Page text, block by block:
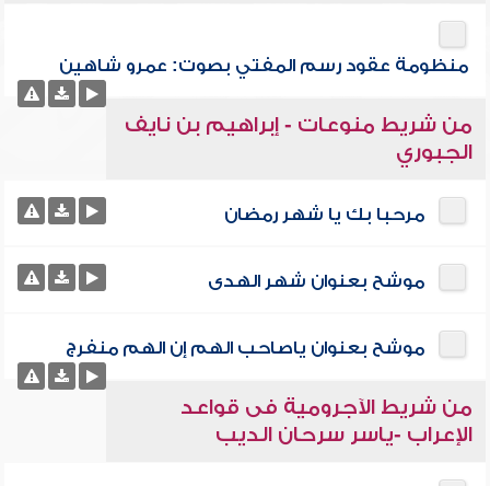
منظومة عقود رسم المفتي بصوت: عمرو شاهين
من شريط منوعات - إبراهيم بن نايف
الجبوري
مرحبا بك يا شهر رمضان
موشح بعنوان شهر الهدى
موشح بعنوان ياصاحب الهم إن الهم منفرج
من شريط الآجرومية فى قواعد
الإعراب -ياسر سرحان الديب